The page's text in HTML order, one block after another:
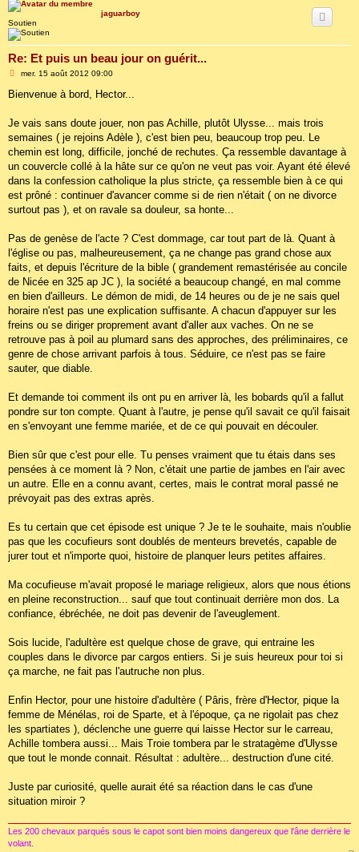
jaguarboy
Soutien
Re: Et puis un beau jour on guérit...
M
s
g
mer. 15 août 2012 09:00
Bienvenue à bord, Hector...
Je vais sans doute jouer, non pas Achille, plutôt Ulysse... mais trois
semaines ( je rejoins Adèle ), c'est bien peu, beaucoup trop peu. Le
chemin est long, difficile, jonché de rechutes. Ça ressemble davantage à
un couvercle collé à la hâte sur ce qu'on ne veut pas voir. Ayant été élevé
dans la confession catholique la plus stricte, ça ressemble bien à ce qui
est prôné : continuer d'avancer comme si de rien n'était ( on ne divorce
surtout pas ), et on ravale sa douleur, sa honte...
Pas de genèse de l'acte ? C'est dommage, car tout part de là. Quant à
l'église ou pas, malheureusement, ça ne change pas grand chose aux
faits, et depuis l'écriture de la bible ( grandement remastérisée au concile
de Nicée en 325 ap JC ), la société a beaucoup changé, en mal comme
en bien d'ailleurs. Le démon de midi, de 14 heures ou de je ne sais quel
horaire n'est pas une explication suffisante. A chacun d'appuyer sur les
freins ou se diriger proprement avant d'aller aux vaches. On ne se
retrouve pas à poil au plumard sans des approches, des préliminaires, ce
genre de chose arrivant parfois à tous. Séduire, ce n'est pas se faire
sauter, que diable.
Et demande toi comment ils ont pu en arriver là, les bobards qu'il a fallut
pondre sur ton compte. Quant à l'autre, je pense qu'il savait ce qu'il faisait
en s'envoyant une femme mariée, et de ce qui pouvait en découler.
Bien sûr que c'est pour elle. Tu penses vraiment que tu étais dans ses
pensées à ce moment là ? Non, c'était une partie de jambes en l'air avec
un autre. Elle en a connu avant, certes, mais le contrat moral passé ne
prévoyait pas des extras après.
Es tu certain que cet épisode est unique ? Je te le souhaite, mais n'oublie
pas que les cocufieurs sont doublés de menteurs brevetés, capable de
jurer tout et n'importe quoi, histoire de planquer leurs petites affaires.
Ma cocufieuse m'avait proposé le mariage religieux, alors que nous étions
en pleine reconstruction... sauf que tout continuait derrière mon dos. La
confiance, ébréchée, ne doit pas devenir de l'aveuglement.
Sois lucide, l'adultère est quelque chose de grave, qui entraine les
couples dans le divorce par cargos entiers. Si je suis heureux pour toi si
ça marche, ne fait pas l'autruche non plus.
Enfin Hector, pour une histoire d'adultère ( Pâris, frère d'Hector, pique la
femme de Ménélas, roi de Sparte, et à l'époque, ça ne rigolait pas chez
les spartiates ), déclenche une guerre qui laisse Hector sur le carreau,
Achille tombera aussi... Mais Troie tombera par le stratagème d'Ulysse
que tout le monde connait. Résultat : adultère... destruction d'une cité.
Juste par curiosité, quelle aurait été sa réaction dans le cas d'une
situation miroir ?
Les 200 chevaux parqués sous le capot sont bien moins dangereux que l'âne derrière le
volant.